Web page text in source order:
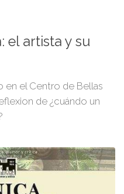
el artista y su
en el Centro de Bellas
de ¿cuándo un